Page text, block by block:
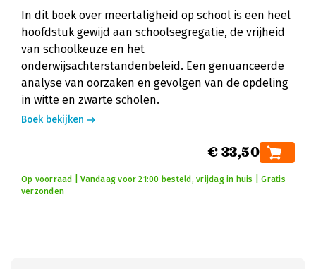
In dit boek over meertaligheid op school is een heel
hoofdstuk gewijd aan schoolsegregatie, de vrijheid
van schoolkeuze en het
onderwijsachterstandenbeleid. Een genuanceerde
analyse van oorzaken en gevolgen van de opdeling
in witte en zwarte scholen.
Boek bekijken
€ 33,50
Op voorraad | Vandaag voor 21:00 besteld, vrijdag in huis | Gratis
verzonden